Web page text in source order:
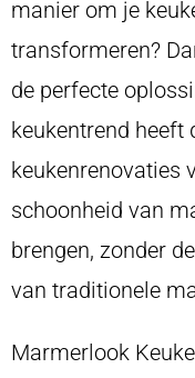
manier om je
transformeren?
de perfecte
keukentrend heeft
keukenrenovaties
schoonheid van
brengen, zonder
van traditionele
Marmerlook